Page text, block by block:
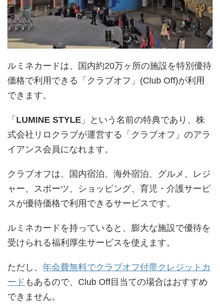
ルミネカードは、国内約20万ヶ所の施設を特別優待
価格で利用できる「クラブオフ」(Club Off)が利用
できます。
「 LUMINE STYLE 」という名前の特典であり、株
式会社リロクラブが運営する「クラブオフ」のアラ
イアンス会員になれます。
クラブオフは、国内宿泊、海外宿泊、グルメ、レジ
ャー、スポーツ、ショッピング、育児・介護サービ
スが優待価格で利用できるサービスです。
ルミネカードを持っていると、膨大な施設で優待を
受けられる福利厚生サービスを使えます。
ただし、 年会費無料でクラブオフ付帯クレジットカ
ード もあるので、Club Off目当ての場合はおすすめ
できません。